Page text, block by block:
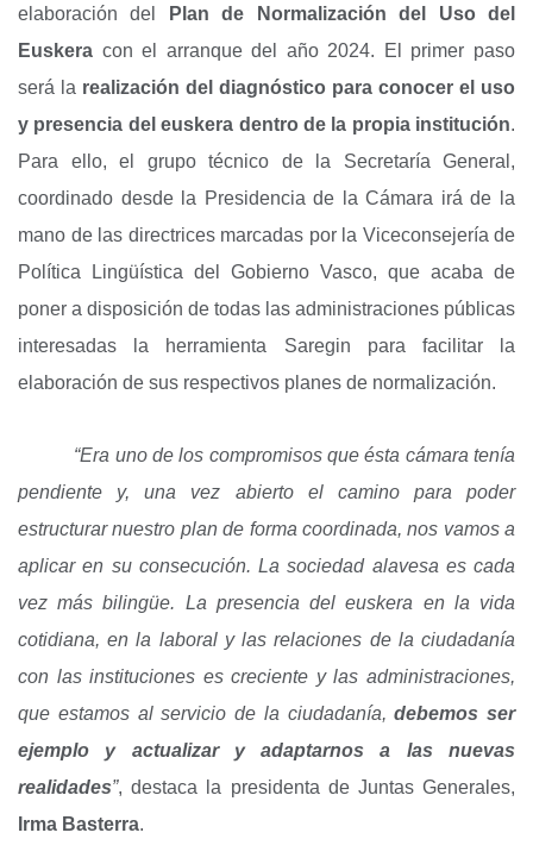
elaboración del
Plan de Normalización del Uso del
Euskera con el arranque del año 2024. El primer paso
será la realización del diagnóstico para conocer el uso
y presencia del euskera dentro de la propia institución.
Para ello, el grupo técnico de la Secretaría General,
coordinado desde la Presidencia de la Cámara irá de la
mano de las directrices marcadas por la Viceconsejería de
Política Lingüística del Gobierno Vasco, que acaba de
poner a disposición de todas las administraciones públicas
interesadas la herramienta Saregin para facilitar la
elaboración de sus respectivos planes de normalización.
“Era uno de los compromisos que ésta cámara tenía
pendiente y, una vez abierto el camino para poder
estructurar nuestro plan de forma coordinada, nos vamos a
aplicar en su consecución. La sociedad alavesa es cada
vez más bilingüe. La presencia del euskera en la vida
cotidiana, en la laboral y las relaciones de la ciudadanía
con las instituciones es creciente y las administraciones,
que estamos al servicio de la ciudadanía,debemos ser
ejemplo y actualizar y adaptarnos a las nuevas
realidades”, destaca la presidenta de Juntas Generales,
Irma Basterra.